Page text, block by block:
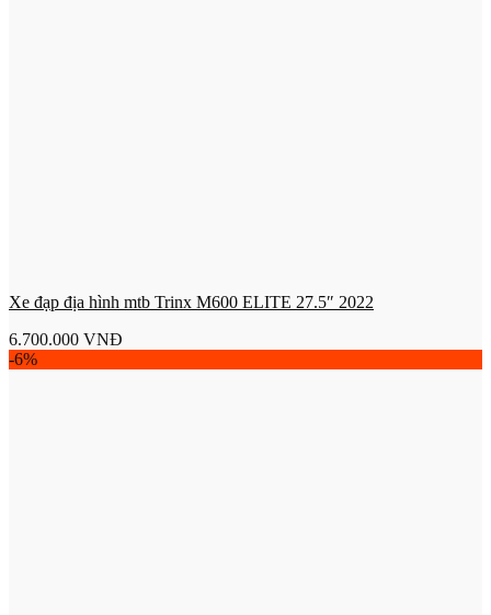
Xe đạp địa hình mtb Trinx M600 ELITE 27.5″ 2022
6.700.000 VNĐ
-6%